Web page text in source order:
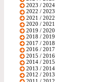
2023 / 2024
2022 / 2023
2021 / 2022
2020 / 2021
2019 / 2020
2018 / 2019
2017 / 2018
2016 / 2017
2015 / 2016
2014 / 2015
2013 / 2014
2012 / 2013
2011 / 2012